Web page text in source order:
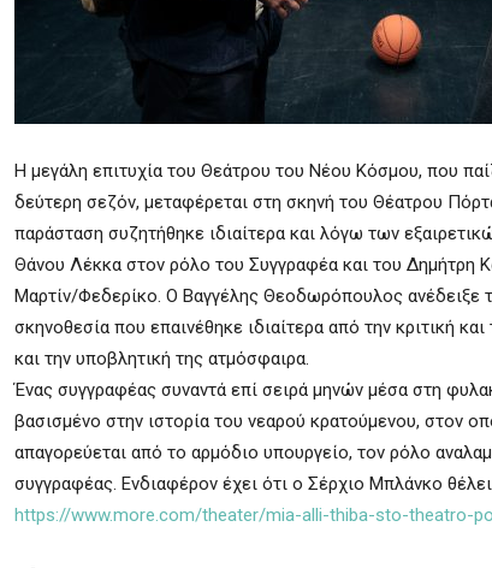
Η μεγάλη επιτυχία του Θεάτρου του Νέου Κόσμου, που
δεύτερη σεζόν, μεταφέρεται στη σκηνή του Θέατρου
παράσταση συζητήθηκε ιδιαίτερα και λόγω των
Θάνου Λέκκα στον ρόλο του Συγγραφέα και του Δημήτρη
Μαρτίν/Φεδερίκο. Ο Βαγγέλης Θεοδωρόπουλος ανέδειξε
σκηνοθεσία που επαινέθηκε ιδιαίτερα από την κριτική
και την υποβλητική της ατμόσφαιρα.
Ένας συγγραφέας συναντά επί σειρά μηνών μέσα στη
βασισμένο στην ιστορία του νεαρού κρατούμενου, στον
απαγορεύεται από το αρμόδιο υπουργείο, τον ρόλο
συγγραφέας. Ενδιαφέρον έχει ότι ο Σέρχιο Μπλάνκο
https://www.more.com/theater/mia-alli-thiba-sto-theatro-